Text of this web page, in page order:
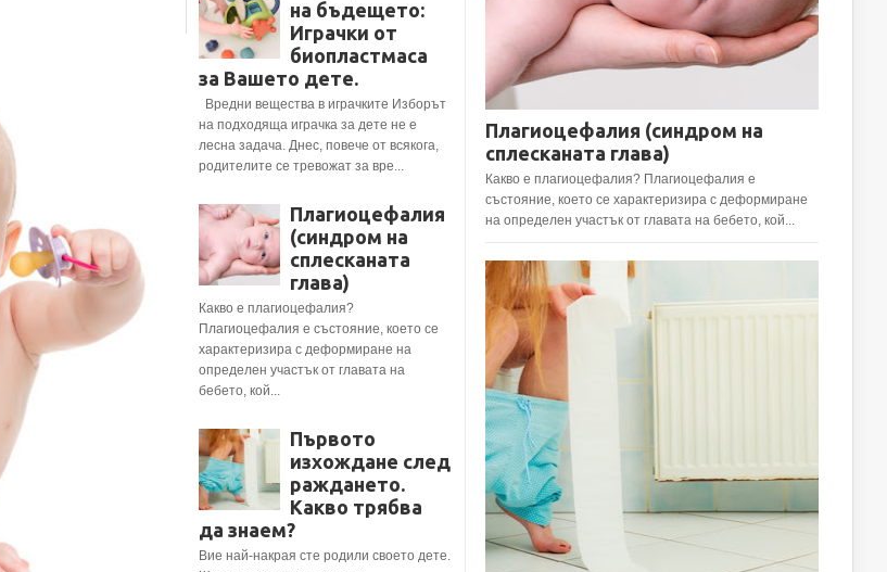
на бъдещето:
Играчки от
биопластмаса
за Вашето дете.
Вредни вещества в играчките Изборът
на подходяща играчка за дете не е
лесна задача. Днес, повече от всякога,
родителите се тревожат за вре...
Плагиоцефалия
(синдром на
сплесканата
глава)
Какво е плагиоцефалия?
Плагиоцефалия е състояние, което се
характеризира с деформиране на
определен участък от главата на
бебето, кой...
Първото
изхождане след
раждането.
Какво трябва
да знаем?
Вие най-накрая сте родили своето дете.
Плагиоцефалия (синдром на
сплесканата глава)
Какво е плагиоцефалия? Плагиоцефалия е
състояние, което се характеризира с деформиране
на определен участък от главата на бебето, кой...